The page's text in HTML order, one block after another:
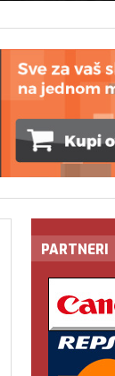
PARTNERI